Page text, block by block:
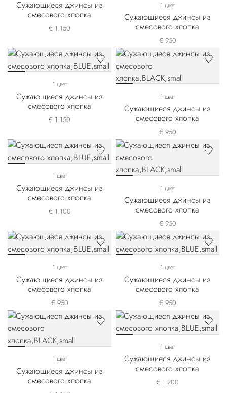
Сужающиеся джинсы из
смесового хлопка
€ 1.150
1 цвет
Сужающиеся джинсы из
смесового хлопка
€ 950
1 цвет
Сужающиеся джинсы из
смесового хлопка
€ 1.150
1 цвет
Сужающиеся джинсы из
смесового хлопка
€ 950
1 цвет
Сужающиеся джинсы из
смесового хлопка
€ 1.100
1 цвет
Сужающиеся джинсы из
смесового хлопка
€ 950
1 цвет
Сужающиеся джинсы из
смесового хлопка
€ 950
1 цвет
Сужающиеся джинсы из
смесового хлопка
€ 950
1 цвет
Сужающиеся джинсы из
смесового хлопка
1 цвет
Сужающиеся джинсы из
смесового хлопка
€ 1.200